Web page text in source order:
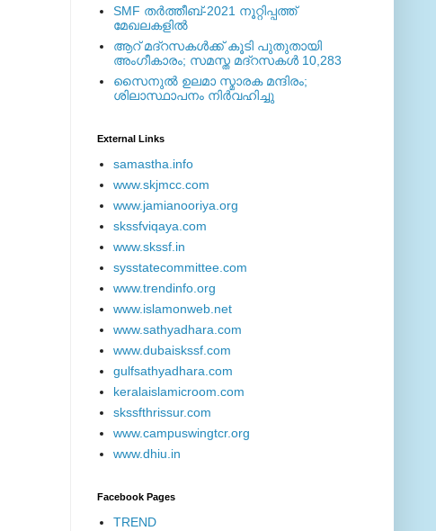
SMF തര്‍ത്തീബ്-2021 നൂറ്റിപ്പത്ത്
മേഖലകളില്‍
ആറ് മദ്റസകള്‍ക്ക് കൂടി പുതുതായി
അംഗീകാരം; സമസ്ത മദ്റസകള്‍ 10,283
സൈനുല്‍ ഉലമാ സ്മാരക മന്ദിരം;
ശിലാസ്ഥാപനം നിര്‍വഹിച്ചു
External ‎Links
samastha.info
www.skjmcc.com
www.jamianooriya.org
skssfviqaya.com
www.skssf.in
sysstatecommittee.com
www.trendinfo.org
www.islamonweb.net
www.sathyadhara.com
www.dubaiskssf.com
gulfsathyadhara.com
keralaislamicroom.com
skssfthrissur.com
www.campuswingtcr.org
www.dhiu.in
Facebook Pages
TREND